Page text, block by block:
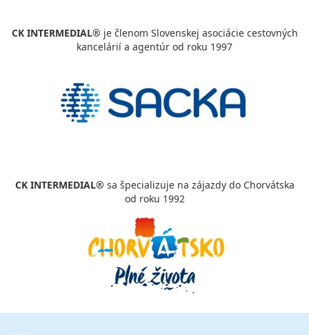
CK INTERMEDIAL® je členom Slovenskej asociácie cestovných
kancelárií a agentúr od roku 1997
CK INTERMEDIAL® sa špecializuje na zájazdy do Chorvátska
od roku 1992